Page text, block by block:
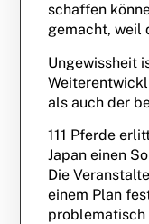
schaffen
gemacht, weil
Ungewissheit
als auch der
111 Pferde
Japan einen
Die
einem Plan
problematisch